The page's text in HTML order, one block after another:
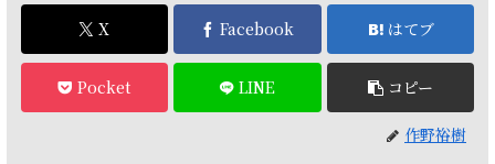
X Facebook はてブ
Pocket LINE コピー
作野裕樹